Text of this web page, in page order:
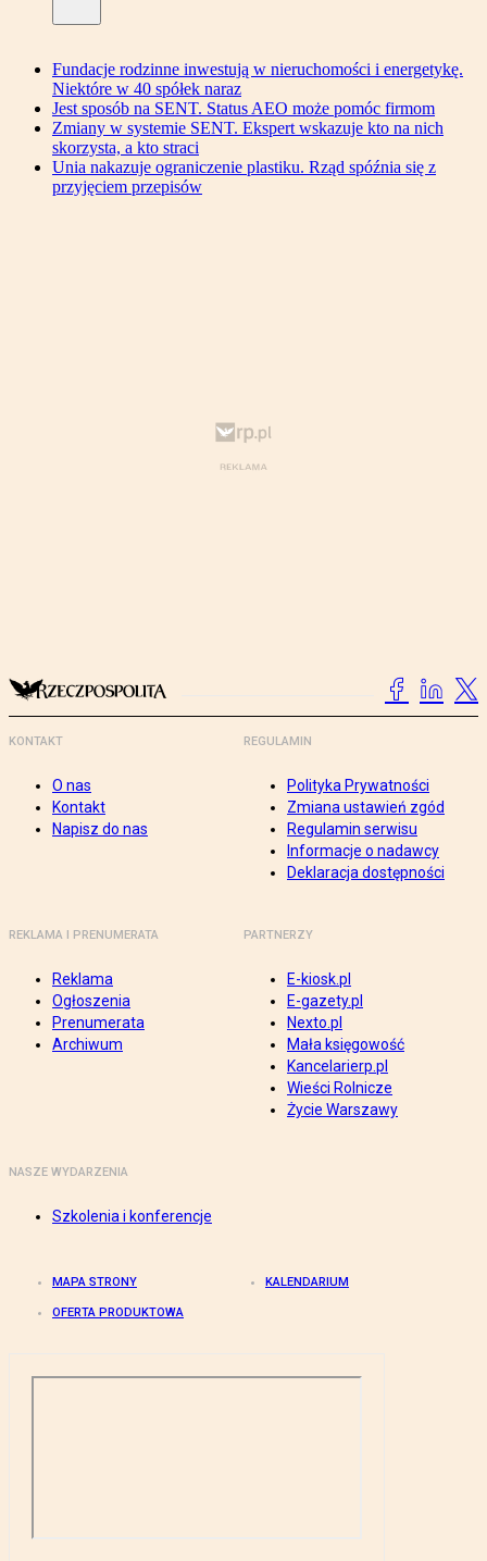
Fundacje rodzinne inwestują w nieruchomości i energetykę.
Niektóre w 40 spółek naraz
Jest sposób na SENT. Status AEO może pomóc firmom
Zmiany w systemie SENT. Ekspert wskazuje kto na nich
skorzysta, a kto straci
Unia nakazuje ograniczenie plastiku. Rząd spóźnia się z
przyjęciem przepisów
KONTAKT
O nas
Kontakt
Napisz do nas
REGULAMIN
Polityka Prywatności
Zmiana ustawień zgód
Regulamin serwisu
Informacje o nadawcy
Deklaracja dostępności
REKLAMA I PRENUMERATA
Reklama
Ogłoszenia
Prenumerata
Archiwum
PARTNERZY
E-kiosk.pl
E-gazety.pl
Nexto.pl
Mała księgowość
Kancelarierp.pl
Wieści Rolnicze
Życie Warszawy
NASZE WYDARZENIA
Szkolenia i konferencje
MAPA STRONY KALENDARIUM
OFERTA PRODUKTOWA